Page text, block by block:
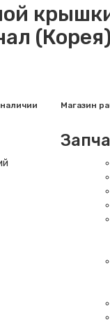
Магазин